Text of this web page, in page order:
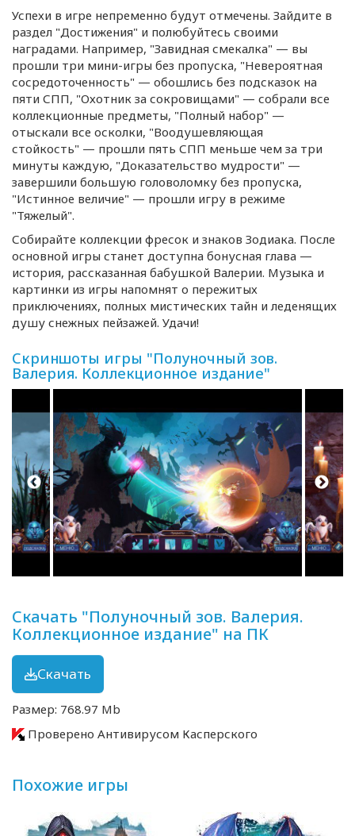
Успехи в игре непременно будут отмечены. Зайдите в
раздел "Достижения" и полюбуйтесь своими
наградами. Например, "Завидная смекалка" — вы
прошли три мини-игры без пропуска, "Невероятная
сосредоточенность" — обошлись без подсказок на
пяти СПП, "Охотник за сокровищами" — собрали все
коллекционные предметы, "Полный набор" —
отыскали все осколки, "Воодушевляющая
стойкость" — прошли пять СПП меньше чем за три
минуты каждую, "Доказательство мудрости" —
завершили большую головоломку без пропуска,
"Истинное величие" — прошли игру в режиме
"Тяжелый".
Собирайте коллекции фресок и знаков Зодиака. После
основной игры станет доступна бонусная глава —
история, рассказанная бабушкой Валерии. Музыка и
картинки из игры напомнят о пережитых
приключениях, полных мистических тайн и леденящих
душу снежных пейзажей. Удачи!
Скриншоты игры "Полуночный зов.
Валерия. Коллекционное издание"
Скачать "Полуночный зов. Валерия.
Коллекционное издание" на ПК
Скачать
Размер: 768.97 Mb
Проверено Антивирусом Касперского
Похожие игры